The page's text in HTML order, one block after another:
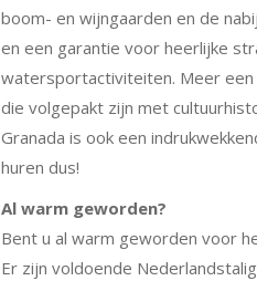
boom- en wijngaarden en de
en een garantie voor heerlijke
watersportactiviteiten. Meer een
die volgepakt zijn met
Granada is ook een
huren dus!
Al warm geworden?
Bent u al warm geworden voor
Er zijn voldoende